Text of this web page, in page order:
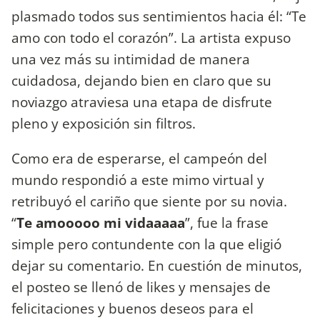
plasmado todos sus sentimientos hacia él: “Te
amo con todo el corazón”. La artista expuso
una vez más su intimidad de manera
cuidadosa, dejando bien en claro que su
noviazgo atraviesa una etapa de disfrute
pleno y exposición sin filtros.
Como era de esperarse, el campeón del
mundo respondió a este mimo virtual y
retribuyó el cariño que siente por su novia.
“Te amooooo mi vidaaaaa”, fue la frase
simple pero contundente con la que eligió
dejar su comentario. En cuestión de minutos,
el posteo se llenó de likes y mensajes de
felicitaciones y buenos deseos para el